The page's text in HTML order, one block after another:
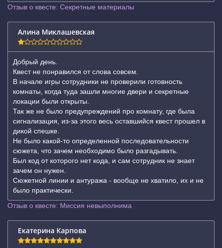
Отзыв о квесте: Секретные материалы
Алина Миклашевская
Добрый день.
Квест не понравился от слова совсем.
В начале игры сотрудники не проверили готовность
комнаты, когда туда зашли многие двери и секретные
локации были открыты.
Так же не было предупреждений про комнату, где была
сигнализация, из-за этого весь оставшийся квест прошел в
дикой спешке.
Не было какой-то определенной последовательности
сюжета, что зачем необходимо было разгадывать.
Был код от которого нет кода, и сам сотрудник не знает
зачем он нужен.
Сюжетной линии и антуража - вообще не хватило, их и не
было практически.
Отзыв о квесте: Миссия невыполнима
Екатерина Карпова